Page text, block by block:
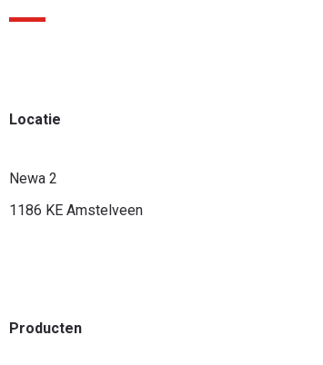
Locatie
Newa 2
1186 KE Amstelveen
Producten